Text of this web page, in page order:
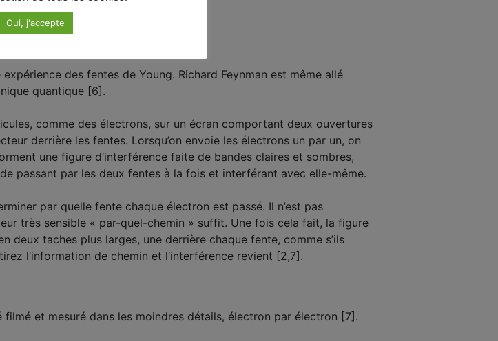
des fentes de Young. Richard Feynman est même allé
quantique [6].
comme des électrons, sur un écran comportant deux ouvertures
derrière les fentes. Lorsqu’on envoie les électrons un par un, on
une figure d’interférence faite de bandes claires et sombres,
passant par les deux fentes à la fois et interférant avec elle-même.
par quelle fente chaque électron est passé. Il n’est pas
très sensible « par-quel-chemin » suffit. Une fois cela fait, la figure
deux taches plus larges, une derrière chaque fente, comme s’ils
l’information de chemin et l’interférence revient [2,7].
filmé et mesuré dans les moindres détails, électron par électron [7].
Oui, j'accepte